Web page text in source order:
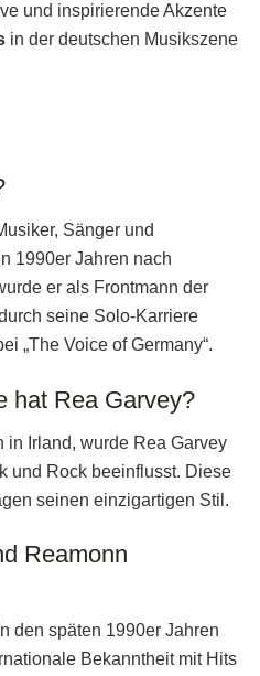
und inspirierende Akzente
in der deutschen Musikszene
Sänger und
1990er Jahren nach
er als Frontmann der
seine Solo-Karriere
„The Voice of Germany“.
hat Rea Garvey?
in Irland, wurde Rea Garvey
und Rock beeinflusst. Diese
seinen einzigartigen Stil.
Reamonn
den späten 1990er Jahren
Bekanntheit mit Hits